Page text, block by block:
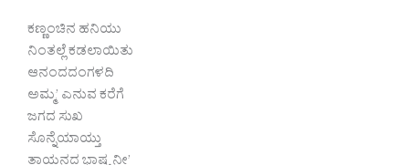
ಕಣ್ಣಂಚಿನ ಹನಿಯು
ನಿಂತಲ್ಲೆ ಕಡಲಾಯಿತು
ಆನಂದದಂಗಳದಿ
ಅಮ್ಮ’ ಎನುವ ಕರೆಗೆ
ಜಗದ ಸುಖ
ಸೊನ್ನೆಯಾಯ್ತು